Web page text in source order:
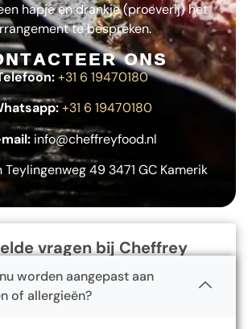
hapje en drankje (proeverij) het
te bespreken.
ONS
+31 6 19470180
+31 6 19470180
info@cheffreyfood.nl
Teylingenweg 49 3471 GC Kamerik
vragen bij Cheffrey
worden aangepast aan
of allergieën?